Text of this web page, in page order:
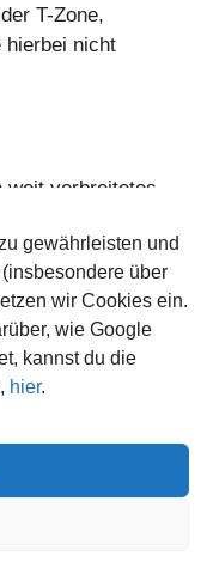
gewährleisten und
über
wir Cookies ein.
wie Google
kannst du die
hier.
T-Zone,
hierbei nicht
weit verbreitetes
Mitesser an der
und
speziellen
des
einsetzen,